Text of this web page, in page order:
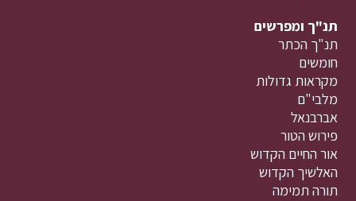
תנ"ך ומפרשים
תנ"ך הכתר
חומשים
מקראות גדולות
מלבי"ם
אברבנאל
פירוש הטור
אור החיים הקדוש
האלשיך הקדוש
תורה תמימה